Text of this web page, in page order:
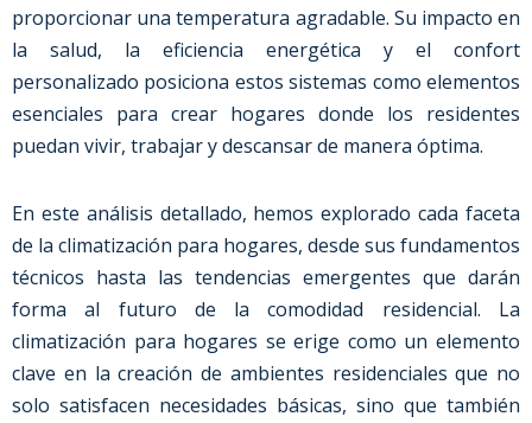
proporcionar una temperatura agradable. Su impacto en
la salud, la eficiencia energética y el confort
personalizado posiciona estos sistemas como elementos
esenciales para crear hogares donde los residentes
puedan vivir, trabajar y descansar de manera óptima.
En este análisis detallado, hemos explorado cada faceta
de la climatización para hogares, desde sus fundamentos
técnicos hasta las tendencias emergentes que darán
forma al futuro de la comodidad residencial. La
climatización para hogares se erige como un elemento
clave en la creación de ambientes residenciales que no
solo satisfacen necesidades básicas, sino que también